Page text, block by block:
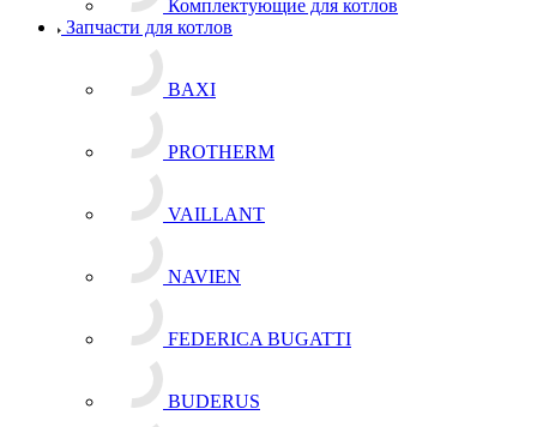
Комплектующие для котлов
Запчасти для котлов
BAXI
PROTHERM
VAILLANT
NAVIEN
FEDERICA BUGATTI
BUDERUS